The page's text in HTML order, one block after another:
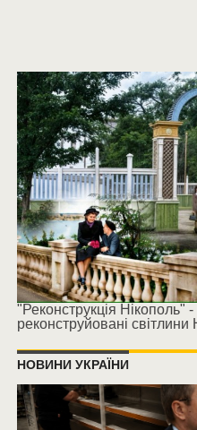
"Реконструкція Нікополь" -
реконструйовані світлини
НОВИНИ УКРАЇНИ